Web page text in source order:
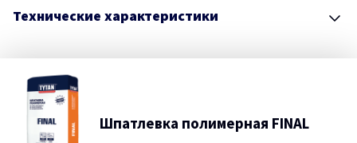
Технические характеристики
Шпатлевка полимерная FINAL